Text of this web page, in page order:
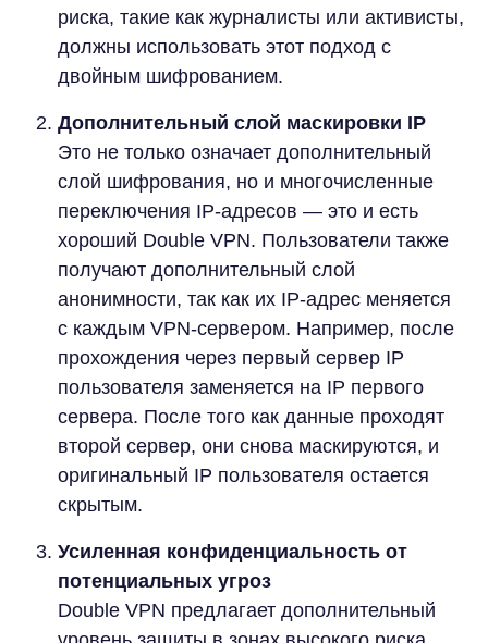
риска, такие как журналисты или активисты,
должны использовать этот подход с
двойным шифрованием.
Дополнительный слой маскировки IP
Это не только означает дополнительный
слой шифрования, но и многочисленные
переключения IP-адресов — это и есть
хороший Double VPN. Пользователи также
получают дополнительный слой
анонимности, так как их IP-адрес меняется
с каждым VPN-сервером. Например, после
прохождения через первый сервер IP
пользователя заменяется на IP первого
сервера. После того как данные проходят
второй сервер, они снова маскируются, и
оригинальный IP пользователя остается
скрытым.
Усиленная конфиденциальность от
потенциальных угроз
Double VPN предлагает дополнительный